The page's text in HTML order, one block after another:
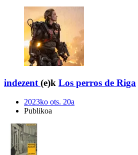
indezent (e)k Los perros de Riga
2023ko ots. 20a
Publikoa